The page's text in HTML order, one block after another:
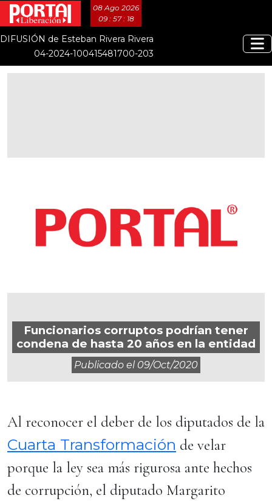
08 Ago 2026
09 : 57 : 19
DIFUSIÓN de Esteban Rivera Rivera
04-2024-100415481700-203
Funcionarios corruptos podrían tener
condena de hasta 20 años en la entidad
Publicado el 09/oct/2020
Al reconocer el deber de los diputados de la
Cuarta Transformación de velar
porque la ley sea más rigurosa ante hechos
de corrupción, el diputado Margarito